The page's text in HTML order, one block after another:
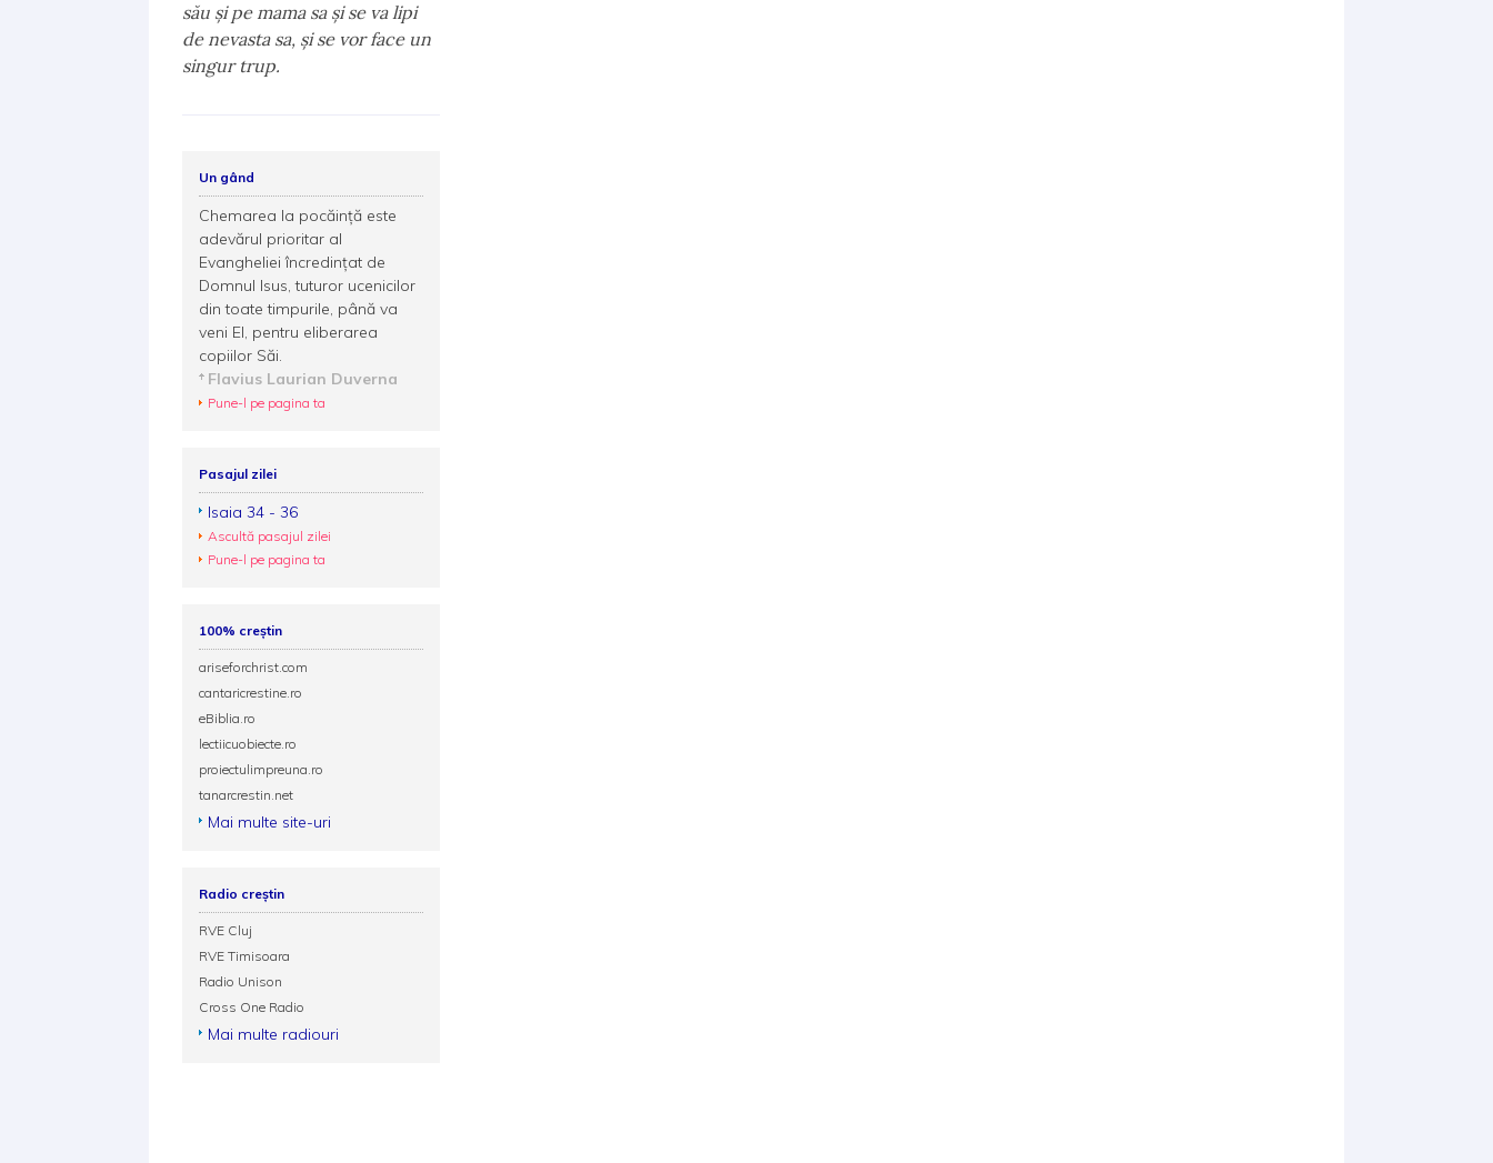
său şi pe mama sa şi se va lipi
de nevasta sa, şi se vor face un
singur trup.
Un gând
Chemarea la pocăinţă este
adevărul prioritar al
Evangheliei încredinţat de
Domnul Isus, tuturor ucenicilor
din toate timpurile, până va
veni El, pentru eliberarea
copiilor Săi.
Flavius Laurian Duverna
Pune-l pe pagina ta
Pasajul zilei
Isaia 34 - 36
Ascultă pasajul zilei
Pune-l pe pagina ta
100% creștin
ariseforchrist.com
cantaricrestine.ro
eBiblia.ro
lectiicuobiecte.ro
proiectulimpreuna.ro
tanarcrestin.net
Mai multe site-uri
Radio creștin
RVE Cluj
RVE Timisoara
Radio Unison
Cross One Radio
Mai multe radiouri